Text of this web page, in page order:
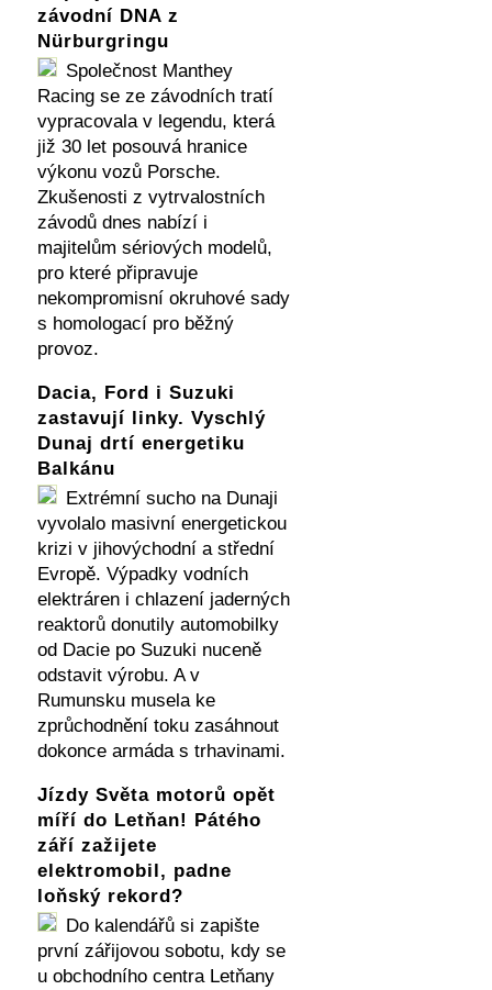
závodní DNA z
Nürburgringu
Společnost Manthey
Racing se ze závodních tratí
vypracovala v legendu, která
již 30 let posouvá hranice
výkonu vozů Porsche.
Zkušenosti z vytrvalostních
závodů dnes nabízí i
majitelům sériových modelů,
pro které připravuje
nekompromisní okruhové sady
s homologací pro běžný
provoz.
Dacia, Ford i Suzuki
zastavují linky. Vyschlý
Dunaj drtí energetiku
Balkánu
Extrémní sucho na Dunaji
vyvolalo masivní energetickou
krizi v jihovýchodní a střední
Evropě. Výpadky vodních
elektráren i chlazení jaderných
reaktorů donutily automobilky
od Dacie po Suzuki nuceně
odstavit výrobu. A v
Rumunsku musela ke
zprůchodnění toku zasáhnout
dokonce armáda s trhavinami.
Jízdy Světa motorů opět
míří do Letňan! Pátého
září zažijete
elektromobil, padne
loňský rekord?
Do kalendářů si zapište
první zářijovou sobotu, kdy se
u obchodního centra Letňany